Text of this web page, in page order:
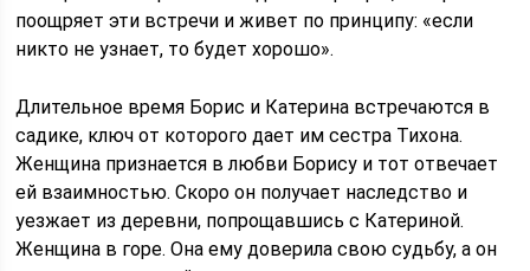
поощряет эти встречи и живет по принципу: «если
никто не узнает, то будет хорошо».
Длительное время Борис и Катерина встречаются в
садике, ключ от которого дает им сестра Тихона.
Женщина признается в любви Борису и тот отвечает
ей взаимностью. Скоро он получает наследство и
уезжает из деревни, попрощавшись с Катериной.
Женщина в горе. Она ему доверила свою судьбу, а он